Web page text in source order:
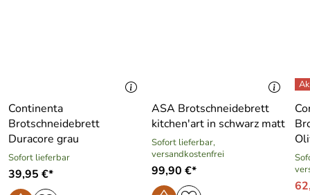
Continenta
Brotschneidebrett
Duracore grau
Sofort lieferbar
39,95 €*
ASA Brotschneidebrett
kitchen′art in schwarz matt
Sofort lieferbar,
versandkostenfrei
99,90 €*